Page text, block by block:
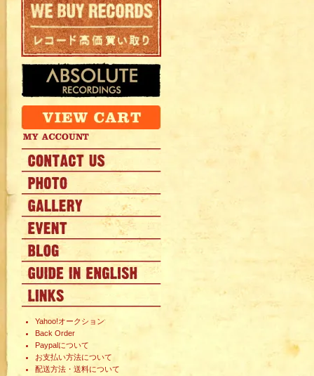
Yahoo!オークション
Back Order
Paypalについて
お支払い方法について
配送方法・送料について